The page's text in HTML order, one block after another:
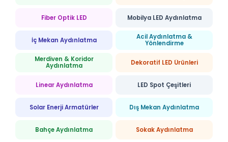
Fiber Optik LED Mobilya LED Aydınlatma
İç Mekan Aydınlatma
Acil Aydınlatma &
Yönlendirme
Merdiven & Koridor
Aydınlatma
Dekoratif LED Ürünleri
Linear Aydınlatma LED Spot Çeşitleri
Solar Enerji Armatürler Dış Mekan Aydınlatma
Bahçe Aydınlatma Sokak Aydınlatma